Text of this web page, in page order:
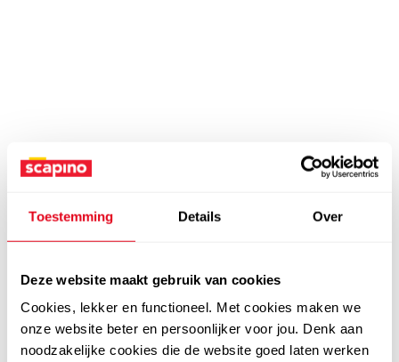
Toestemming Details Over
Deze website maakt gebruik van cookies
Cookies, lekker en functioneel. Met cookies maken we
onze website beter en persoonlijker voor jou. Denk aan
noodzakelijke cookies die de website goed laten werken